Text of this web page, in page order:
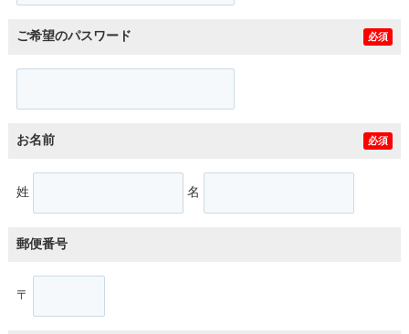
ご希望のパスワード 必須
お名前 必須
姓 名
郵便番号
〒